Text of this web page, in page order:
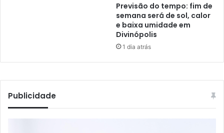
Previsão do tempo: fim de
semana será de sol, calor
e baixa umidade em
Divinópolis
1 dia atrás
Publicidade